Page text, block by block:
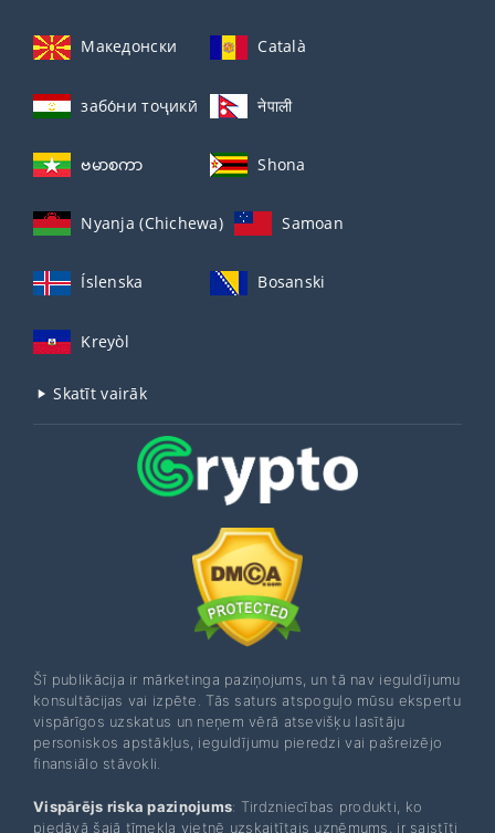
Македонски Català
забо́ни тоҷикӣ́ नेपाली
ဗမာစကာ Shona
Nyanja (Chichewa) Samoan
Íslenska Bosanski
Kreyòl
Skatīt vairāk
Šī publikācija ir mārketinga paziņojums, un tā nav ieguldījumu
konsultācijas vai izpēte. Tās saturs atspoguļo mūsu ekspertu
vispārīgos uzskatus un neņem vērā atsevišķu lasītāju
personiskos apstākļus, ieguldījumu pieredzi vai pašreizējo
finansiālo stāvokli.
Vispārējs riska paziņojums: Tirdzniecības produkti, ko
piedāvā šajā tīmekļa vietnē uzskaitītais uzņēmums, ir saistīti